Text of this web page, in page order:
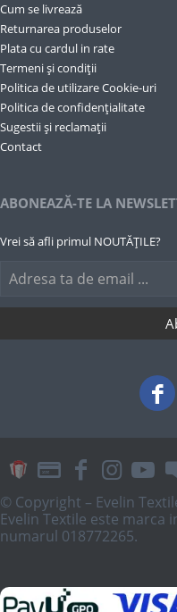
Cum se livrează
Returnarea produselor
Plata cu cardul in rate
Termeni și condiții
Politica de utilizare Cookie-uri
Politica de confidențialitate
Sugestii și reclamații
Contact
ABONEAZĂ-TE LA
Vrei să afli primul NOUTĂȚILE?
© Copyright – Evelin
Evelin Textile este marca
numarul 018772265.